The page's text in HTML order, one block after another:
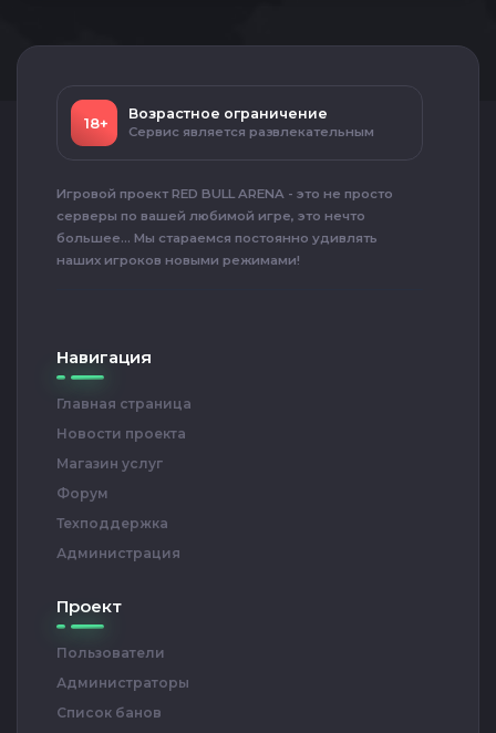
18+
Возрастное ограничение
Сервис является развлекательным
Игровой проект RED BULL ARENA - это не просто
серверы по вашей любимой игре, это нечто
большее... Мы стараемся постоянно удивлять
наших игроков новыми режимами!
Навигация
Главная страница
Новости проекта
Магазин услуг
Форум
Техподдержка
Администрация
Проект
Пользователи
Администраторы
Список банов